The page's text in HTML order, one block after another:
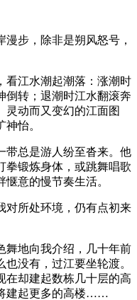
步，除非是朔风怒号，
看江水潮起潮落：涨潮时
倒转；退潮时江水翻滚奔
灵动而又变幻的江面图
怡。
带总是游人纷至沓来。他
拳锻炼身体，或跳舞唱歌
意的慢节奏生活。
对所处环境，仍有点初来
舞地向我介绍，几十年前
没有，过江要坐轮渡。
在却建起数栋几十层的高
建起更多的高楼……